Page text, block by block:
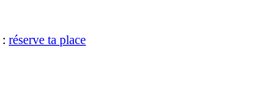
: réserve ta place